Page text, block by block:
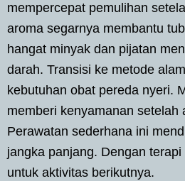
mempercepat pemulihan
aroma segarnya membantu
hangat minyak dan pijatan
darah. Transisi ke metode
kebutuhan obat pereda nyeri.
memberi kenyamanan setelah
Perawatan sederhana ini
jangka panjang. Dengan
untuk aktivitas berikutnya.